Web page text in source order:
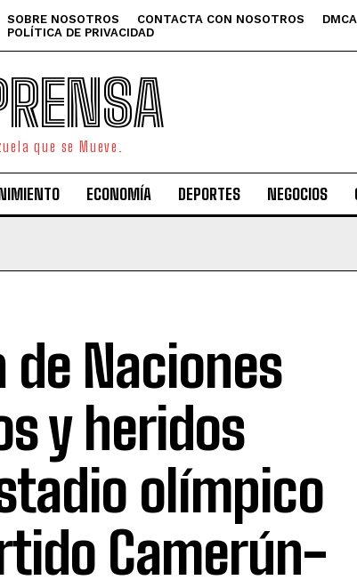
SOBRE NOSOTROS CONTACTA CON NOSOTROS DMCA
POLÍTICA DE PRIVACIDAD
que se Mueve.
ECONOMÍA DEPORTES NEGOCIOS
de Naciones
y heridos
olímpico
Camerún-